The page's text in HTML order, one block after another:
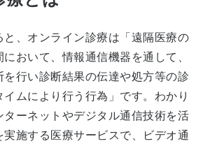
、オンライン診療は「遠隔医療の
おいて、情報通信機器を通して、
を行い診断結果の伝達や処方等の診
ムにより行う行為」です。わかり
ターネットやデジタル通信技術を活
実施する医療サービスで、ビデオ通